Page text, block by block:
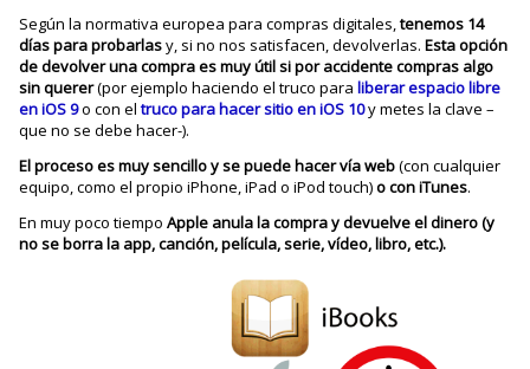
Según la normativa europea para compras digitales,tenemos 14
días para probarlasy, si no nos satisfacen, devolverlas.Esta opción
de devolver una compra es muy útil si por accidente compras algo
sin querer(por ejemplo haciendo el truco paraliberar espacio libre
en iOS 9o con eltruco para hacer sitio en iOS 10y metes la clave –
que no se debe hacer-).
El proceso es muy sencillo y se puede hacer vía web(con cualquier
equipo, como el propio iPhone, iPad o iPod touch)o con iTunes.
En muy poco tiempoApple anula la compra y devuelve el dinero (y
no se borra la app, canción, película, serie, vídeo, libro, etc.).